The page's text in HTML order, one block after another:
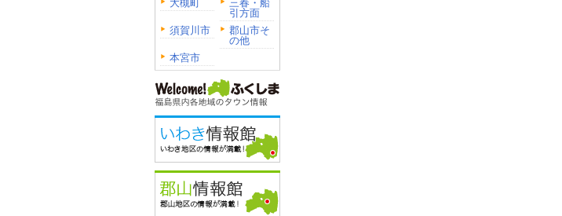
大槻町
三春・船
引方面
須賀川市
郡山市そ
の他
本宮市